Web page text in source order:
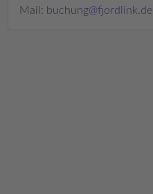
Mail: buchung@fjordlink.de